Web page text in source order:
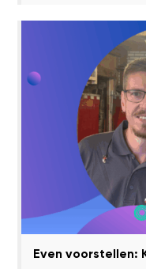
Even voorstellen: